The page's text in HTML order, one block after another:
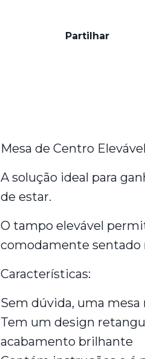
Partilhar
Mesa de Centro
A solução ideal para
de estar.
O tampo elevável
comodamente sentado
Características:
Sem dúvida, uma
Tem um design
acabamento brilhante